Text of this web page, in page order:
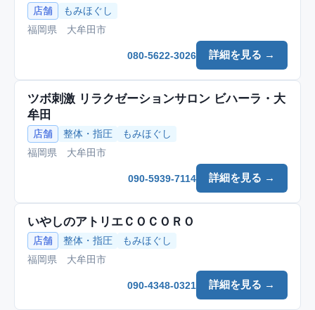
店舗
もみほぐし
福岡県 大牟田市
詳細を見る →
080-5622-3026
ツボ刺激 リラクゼーションサロン ビハーラ・大
牟田
店舗 整体・指圧
もみほぐし
福岡県 大牟田市
詳細を見る →
090-5939-7114
いやしのアトリエＣＯＣＯＲＯ
店舗 整体・指圧
もみほぐし
福岡県 大牟田市
詳細を見る →
090-4348-0321